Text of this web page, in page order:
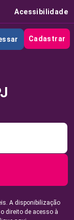
Acessibilidade
Cadastrar
A disponibilização
direito de acesso à